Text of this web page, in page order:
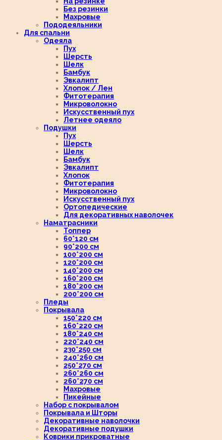
Без резинки
Махровые
Пододеяльники
Для спальни
Одеяла
Пух
Шерсть
Шелк
Бамбук
Эвкалипт
Хлопок / Лен
Фитотерапия
Микроволокно
Искусственный пух
Летнее одеяло
Подушки
Пух
Шерсть
Шелк
Бамбук
Эвкалипт
Хлопок
Фитотерапия
Микроволокно
Искусственный пух
Ортопедические
Для декоративных наволочек
Наматрасники
Топпер
60*120 см
90*200 см
100*200 см
120*200 см
140*200 см
160*200 см
180*200 см
200*200 см
Пледы
Покрывала
150*220 см
160*220 см
180*240 см
220*240 см
230*250 см
240*260 см
250*270 см
260*260 см
260*270 см
Махровые
Пикейные
Набор с покрывалом
Покрывала и Шторы
Декоративные наволочки
Декоративные подушки
Коврики прикроватные